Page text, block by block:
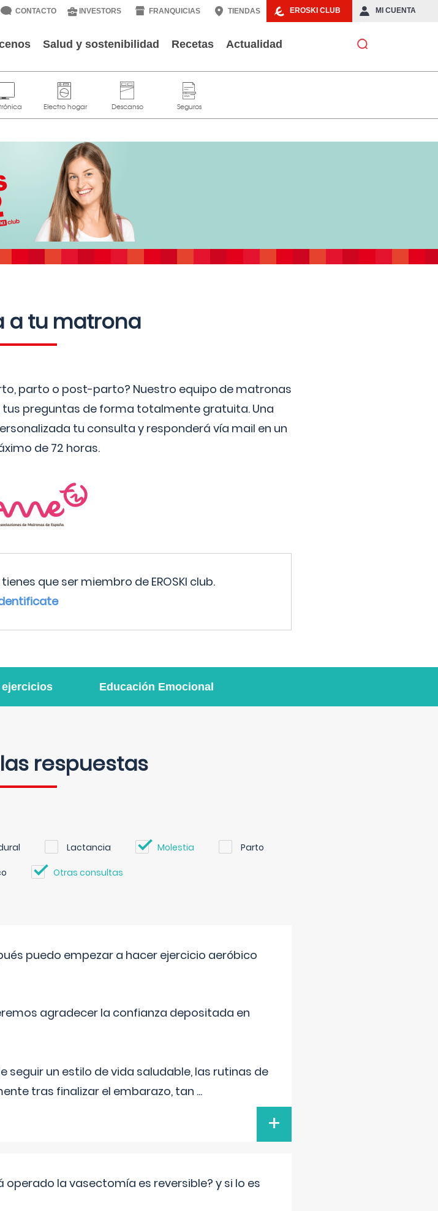
EROSKI CLUB MI CUENTA
CONTACTO INVESTORS FRANQUICIAS TIENDAS
Salud y sostenibilidad Recetas Actualidad
a tu matrona
parto o post-parto? Nuestro equipo de matronas
preguntas de forma totalmente gratuita. Una
tu consulta y responderá vía mail en un
de 72 horas.
que ser miembro de EROSKI club.
ejercicios Educación Emocional
respuestas
Lactancia Molestia Parto
Otras consultas
puedo empezar a hacer ejercicio aeróbico
agradecer la confianza depositada en
un estilo de vida saludable, las rutinas de
tras finalizar el embarazo, tan ...
+
la vasectomía es reversible? y si lo es